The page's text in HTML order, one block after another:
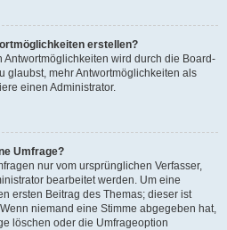
erstellen?
Antwortmöglichkeiten wird durch die Board-
glaubst, mehr Antwortmöglichkeiten als
einen Administrator.
Umfrage?
nur vom ursprünglichen Verfasser,
bearbeitet werden. Um eine
ersten Beitrag des Themas; dieser ist
niemand eine Stimme abgegeben hat,
löschen oder die Umfrageoption